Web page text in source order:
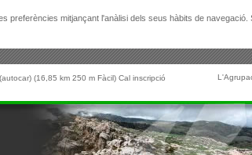
mitjançant l'anàlisi dels seus hàbits de
(16,85 km 250 m Fàcil) Cal inscripció